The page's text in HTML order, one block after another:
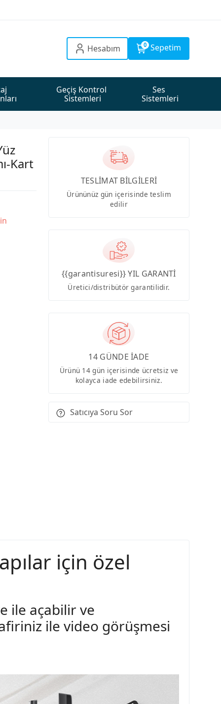
Hesabım 0 Sepetim
Geçiş Kontrol
Sistemleri
Ses
Sistemleri
Kart
TESLİMAT BİLGİLERİ
Ürününüz gün içerisinde teslim
edilir
{{garantisuresi}} YIL GARANTİ
Üretici/distribütör garantilidir.
14 GÜNDE İADE
Ürünü 14 gün içerisinde ücretsiz ve
kolayca iade edebilirsiniz.
Satıcıya Soru Sor
için özel
ile açabilir ve
ile video görüşmesi